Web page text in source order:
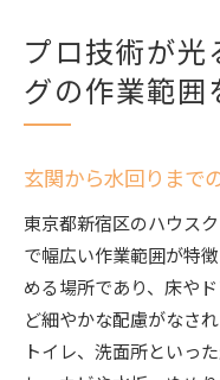
プロ技術が光
グの作業範囲
玄関から水回りまで
東京都新宿区のハウス
で幅広い作業範囲が特
める場所であり、床や
ど細やかな配慮がなさ
トイレ、洗面所といっ